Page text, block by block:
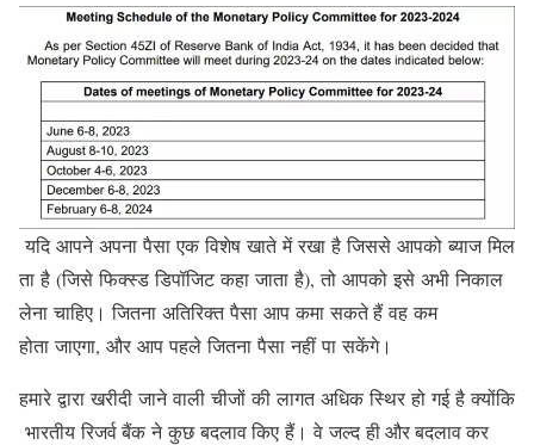
यदि आपने अपना पैसा एक विशेष खाते में रखा है जिससे आपको ब्याज मिल
ता है (जिसे फिक्स्ड डिपॉजिट कहा जाता है), तो आपको इसे अभी निकाल
लेना चाहिए। जितना अतिरिक्त पैसा आप कमा सकते हैं वह कम
होता जाएगा, और आप पहले जितना पैसा नहीं पा सकेंगे।
हमारे द्वारा खरीदी जाने वाली चीजों की लागत अधिक स्थिर हो गई है क्योंकि
भारतीय रिजर्व बैंक ने कुछ बदलाव किए हैं। वे जल्द ही और बदलाव कर